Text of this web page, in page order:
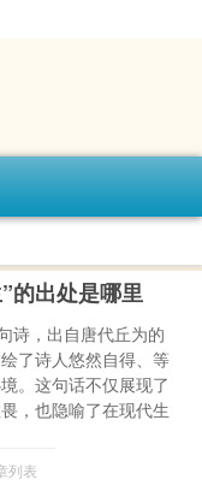
的出处是哪里
诗，出自唐代丘为的
绘了诗人悠然自得、等
。这句话不仅展现了
，也隐喻了在现代生
列表